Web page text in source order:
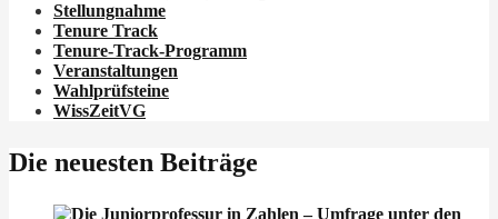
Stellungnahme
Tenure Track
Tenure-Track-Programm
Veranstaltungen
Wahlprüfsteine
WissZeitVG
Die neuesten Beiträge